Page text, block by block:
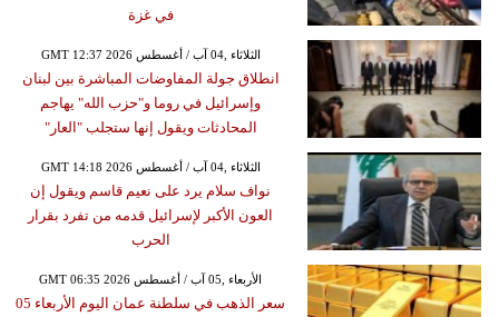
في غزة
GMT 12:37 2026 الثلاثاء ,04 آب / أغسطس
انطلاق جولة المفاوضات المباشرة بين لبنان
وإسرائيل في روما و"حزب الله" يهاجم
المحادثات ويقول إنها ستجلب "العار"
GMT 14:18 2026 الثلاثاء ,04 آب / أغسطس
نواف سلام يرد على نعيم قاسم ويقول إن
العون الأكبر لإسرائيل قدمه من تفرد بقرار
الحرب
GMT 06:35 2026 الأربعاء ,05 آب / أغسطس
سعر الذهب في سلطنة عمان اليوم الأربعاء 05